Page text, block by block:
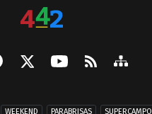
WEEKEND PARABRISAS SUPERCAMPO